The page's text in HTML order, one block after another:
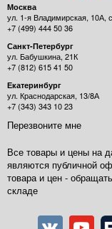
Москва
ул. 1-я Владимирская, 10А,
+7 (499) 444 50 36
Санкт-Петербург
ул. Бабушкина, 21К
+7 (812) 615 41 50
Екатеринбург
ул. Краснодарская, 13/8А
+7 (343) 343 10 23
Перезвоните мне
Все товары и цены на
являются публичной
товара и цен -
складе